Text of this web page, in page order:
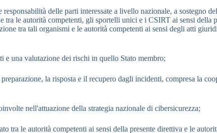
delle parti interessate a livello nazionale, a sostegno
tra le autorità competenti, gli sportelli unici e i CSIRT ai sensi della
tra tali organismi e le autorità competenti ai sensi degli atti
una valutazione dei rischi in quello Stato membro;
la risposta e il recupero dagli incidenti, compresa la
nell'attuazione della strategia nazionale di cibersicurezza;
tra le autorità competenti ai sensi della presente direttiva e le